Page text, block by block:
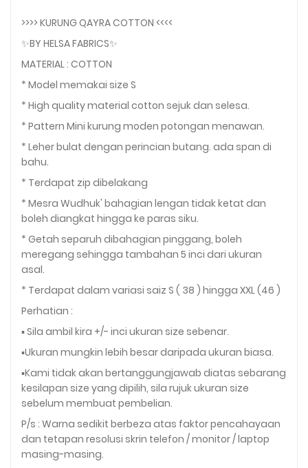
>>>> KURUNG QAYRA COTTON <<<<
✨BY HELSA FABRICS✨
MATERIAL : COTTON
* Model memakai size S
* High quality material cotton sejuk dan selesa.
* Pattern Mini kurung moden potongan menawan.
* Leher bulat dengan perincian butang. ada span di
bahu.
* Terdapat zip dibelakang
* Mesra Wudhuk' bahagian lengan tidak ketat dan
boleh diangkat hingga ke paras siku.
* Getah separuh dibahagian pinggang, boleh
meregang sehingga tambahan 5 inci dari ukuran
asal.
* Terdapat dalam variasi saiz S ( 38 ) hingga XXL (46 )
Perhatian :
▪️ Sila ambil kira +/- inci ukuran size sebenar.
▪️Ukuran mungkin lebih besar daripada ukuran biasa.
▪️Kami tidak akan bertanggungjawab diatas sebarang
kesilapan size yang dipilih, sila rujuk ukuran size
sebelum membuat pembelian.
P/s : Warna sedikit berbeza atas faktor pencahayaan
dan tetapan resolusi skrin telefon / monitor / laptop
masing-masing.